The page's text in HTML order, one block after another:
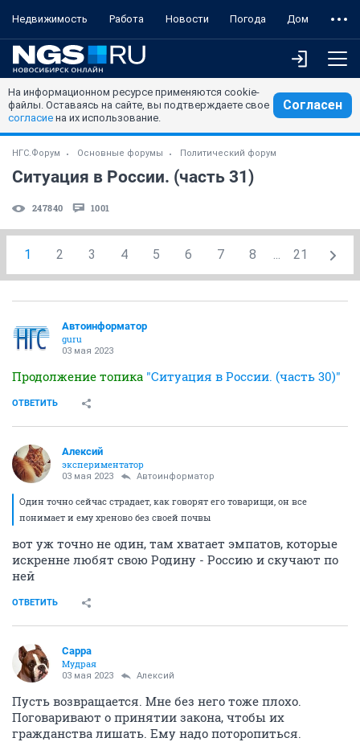
Недвижимость Работа Новости Погода Дом
На информационном ресурсе применяются cookie-
файлы. Оставаясь на сайте, вы подтверждаете свое
согласие на их использование.
Согласен
НГС.Форум Основные форумы Политический форум
Ситуация в России. (часть 31)
247840 1001
1 2 3 4 5 6 7 8 ... 21
Автоинформатор
guru
03 мая 2023
Продолжение топика "Ситуация в России. (часть 30)"
ОТВЕТИТЬ
Алексий
экспериментатор
03 мая 2023 Автоинформатор
Один точно сейчас страдает, как говорят его товарищи, он все
понимает и ему хреново без своей почвы
вот уж точно не один, там хватает эмпатов, которые
искренне любят свою Родину - Россию и скучают по
ней
ОТВЕТИТЬ
Сарра
Мудрая
03 мая 2023 Алексий
Пусть возвращается. Мне без него тоже плохо.
Поговаривают о принятии закона, чтобы их
гражданства лишать. Ему надо поторопиться.